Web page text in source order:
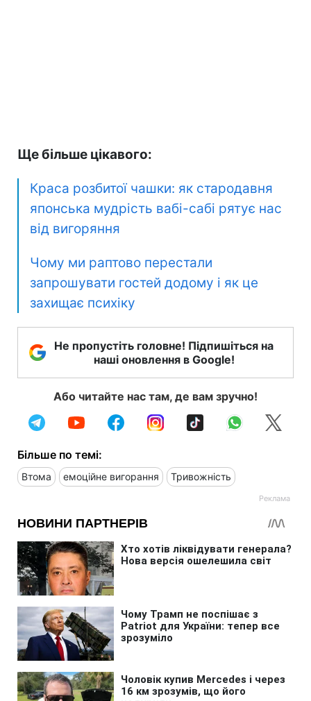
Ще більше цікавого:
Краса розбитої чашки: як стародавня
японська мудрість вабі-сабі рятує нас
від вигоряння
Чому ми раптово перестали
запрошувати гостей додому і як це
захищає психіку
Не пропустіть головне! Підпишіться на
наші оновлення в Google!
Або читайте нас там, де вам зручно!
Більше по темі:
Втома емоційне вигорання Тривожність